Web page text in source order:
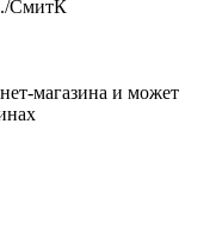
СмитК
магазина и может